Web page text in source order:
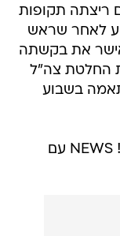
ריצתה תקופות
לאחר שראש
אישר את בקשתה
החלטת צה"ל
בשבוע
"ירדה לי אבן מהלב", סיפרה לוואלה! NEWS עם